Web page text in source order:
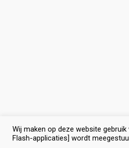
© Selevia Hoeve. Alle
Wij maken op deze website
Flash-applicaties] wordt